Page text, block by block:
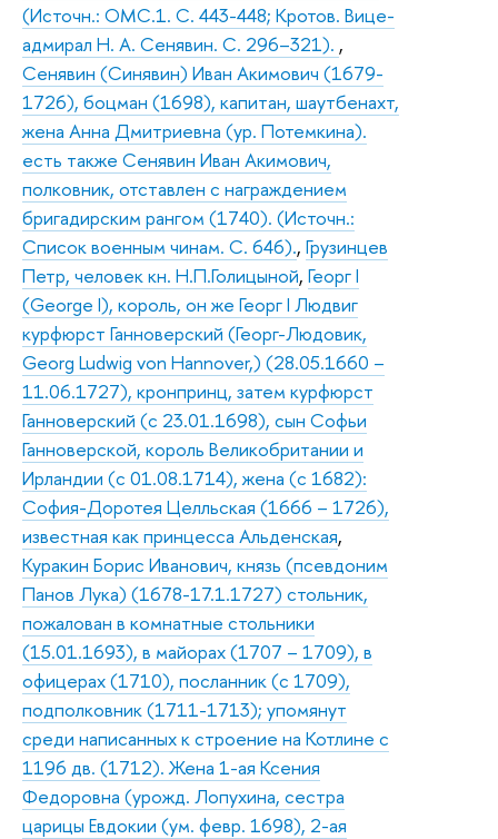
(Источн.: ОМС.1. С. 443-448; Кротов. Вице-
адмирал Н. А. Сенявин. С. 296–321). ,
Сенявин (Синявин) Иван Акимович (1679-
1726), боцман (1698), капитан, шаутбенахт,
жена Анна Дмитриевна (ур. Потемкина).
есть также Сенявин Иван Акимович,
полковник, отставлен с награждением
бригадирским рангом (1740). (Источн.:
Список военным чинам. С. 646)., Грузинцев
Петр, человек кн. Н.П.Голицыной, Георг I
(George I), король, он же Георг I Людвиг
курфюрст Ганноверский (Георг-Людовик,
Georg Ludwig von Hannover,) (28.05.1660 –
11.06.1727), кронпринц, затем курфюрст
Ганноверский (с 23.01.1698), сын Софьи
Ганноверской, король Великобритании и
Ирландии (с 01.08.1714), жена (с 1682):
София-Доротея Целльская (1666 – 1726),
известная как принцесса Альденская,
Куракин Борис Иванович, князь (псевдоним
Панов Лука) (1678-17.1.1727) стольник,
пожалован в комнатные стольники
(15.01.1693), в майорах (1707 – 1709), в
офицерах (1710), посланник (с 1709),
подполковник (1711-1713); упомянут
среди написанных к строение на Котлине с
1196 дв. (1712). Жена 1-ая Ксения
Федоровна (урожд. Лопухина, сестра
царицы Евдокии (ум. февр. 1698), 2-ая